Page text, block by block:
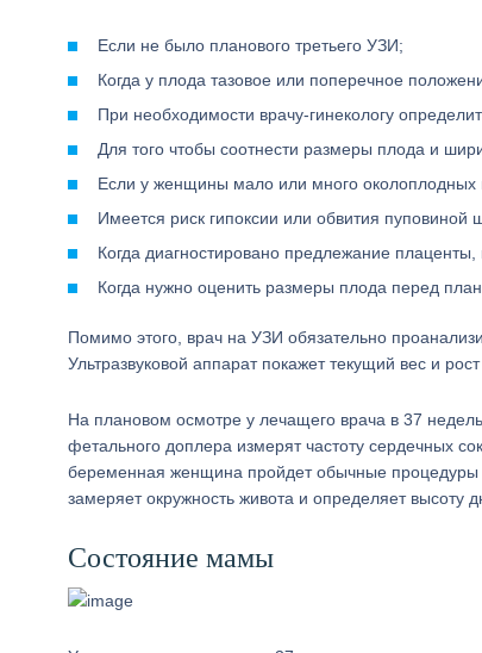
Если не было планового третьего УЗИ;
Когда у плода тазовое или поперечное
При необходимости врачу-гинекологу
Для того чтобы соотнести размеры плода и
Если у женщины мало или много околоплодных
Имеется риск гипоксии или обвития пуповиной
Когда диагностировано предлежание
Когда нужно оценить размеры плода перед
Помимо этого, врач на УЗИ обязательно
Ультразвуковой аппарат покажет текущий вес и
На плановом осмотре у лечащего врача в 37
фетального доплера измерят частоту сердечных
беременная женщина пройдет обычные процедуры
замеряет окружность живота и определяет высоту
Состояние мамы